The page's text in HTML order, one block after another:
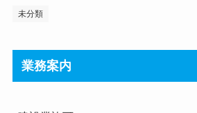
未分類
業務案内